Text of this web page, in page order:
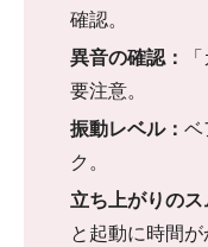
確認。
異音の確認：
要注意。
振動レベル： ベ
ク。
立ち上がりのス
と起動に時間が